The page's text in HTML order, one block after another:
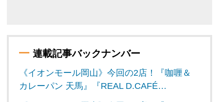
連載記事バックナンバー
《イオンモール岡山》今回の2店！『咖喱＆
カレーパン 天馬』『REAL D.CAFÉ…